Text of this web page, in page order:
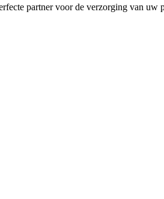
partner voor de verzorging van uw